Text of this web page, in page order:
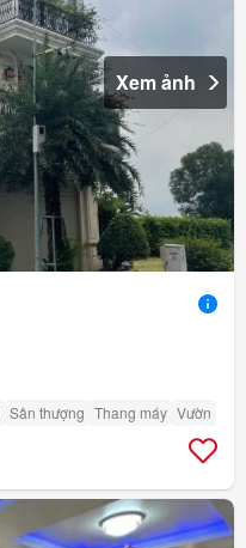
Xem ảnh
Sân thượng Thang máy Vườn